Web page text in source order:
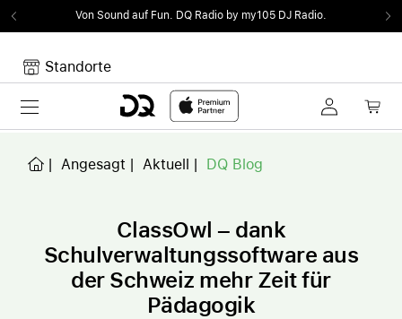
Von Sound auf Fun. DQ Radio by my105 DJ Radio.
Standorte
Toggle navigation
Noch keine Artikel im Warenkorb.
Angesagt Aktuell DQ Blog
ClassOwl – dank
Schulverwaltungssoftware aus
der Schweiz mehr Zeit für
Pädagogik